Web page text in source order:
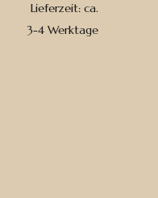
Lieferzeit: ca.
3-4 Werktage